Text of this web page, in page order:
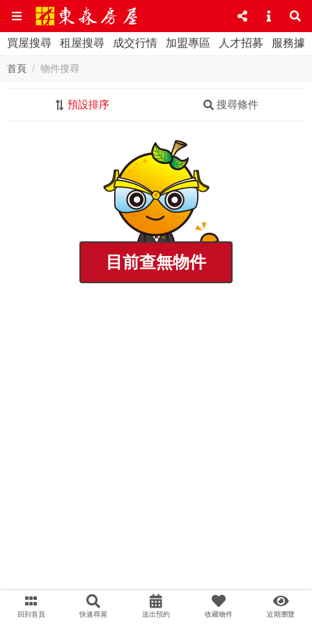
買屋搜尋 租屋搜尋 成交行情 加盟專區 人才招募 服務據
首頁 物件搜尋
預設排序 搜尋條件
目前查無物件
回到首頁 快速尋屋 送出預約 收藏物件 近期瀏覽